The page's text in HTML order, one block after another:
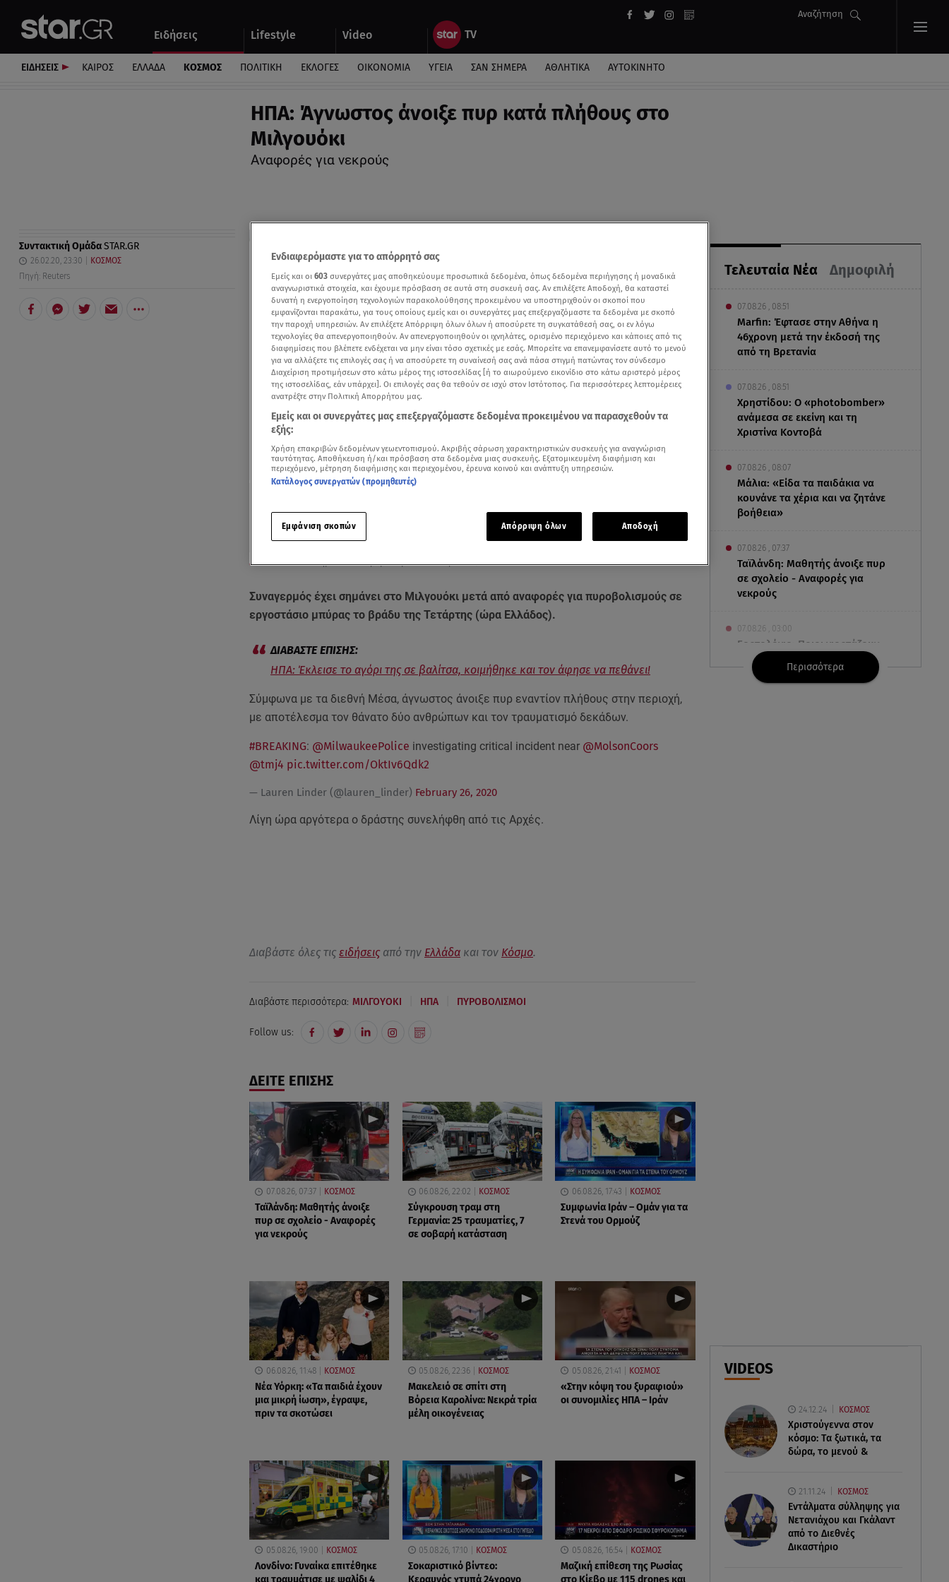
Ειδήσεις Lifestyle Video
Αναζήτηση
Αυτοκίνητο
ΕΙΔΗΣΕΙΣ ΚΑΙΡΟΣ ΕΛΛΑΔΑ ΚΟΣΜΟΣ ΠΟΛΙΤΙΚΗ ΕΚΛΟΓΕΣ ΟΙΚΟΝΟΜΙΑ ΥΓΕΙΑ ΣΑΝ ΣΗΜΕΡΑ ΑΘΛΗΤΙΚΑ ΑΥΤΟΚΙΝΗΤΟ
ΗΠΑ: Άγνωστος άνοιξε πυρ κατά πλήθους στο
Μιλγουόκι
Αναφορές για νεκρούς
Τελευταία Νέα Δημοφιλή
07.08.26 , 08:51
Marfin: Έφτασε στην Αθήνα η
46χρονη μετά την έκδοσή της
από τη Βρετανία
07.08.26 , 08:51
Χρηστίδου: Ο «photobomber»
ανάμεσα σε εκείνη και τη
Χριστίνα Κοντοβά
07.08.26 , 08:07
Μάλια: «Είδα τα παιδάκια να
κουνάνε τα χέρια και να ζητάνε
βοήθεια»
07.08.26 , 07:37
Ταϊλάνδη: Μαθητής άνοιξε πυρ
σε σχολείο - Αναφορές για
νεκρούς
07.08.26 , 03:00
Εορτολόγιο: Ποιοι γιορτάζουν
στις 7 Αυγούστου
καλώδιο στον κόσμο
06.08.26 , 21:07
Motor Oil: Δωρεά
πυροσβεστικών οχημάτων και
εξοπλισμού στον Άγιο Βασίλειο
Περισσότερα
VIDEOS
24.12.24 ΚΟΣΜΟΣ
Χριστούγεννα στον
κόσμο: Tα ξωτικά, τα
δώρα, το μενού &
21.11.24 ΚΟΣΜΟΣ
Εντάλματα σύλληψης για
Νετανιάχου και Γκάλαντ
από το Διεθνές
Δικαστήριο
Συντακτική ΟμάδαSTAR.GR
26.02.20, 23:30
ΚΟΣΜΟΣ
Πηγή: Reuters
Add star.gr on Google
Βίντεο από το σημείο των πυροβολισμών στο Μιλγουόκι / Reuters
Συναγερμός έχει σημάνει στο Μιλγουόκι μετά από αναφορές για πυροβολισμούς σε
εργοστάσιο μπύρας το βράδυ της Τετάρτης (ώρα Ελλάδος).
ΗΠΑ: Έκλεισε το αγόρι της σε βαλίτσα, κοιμήθηκε και τον άφησε να πεθάνει!
Σύμφωνα με τα διεθνή Μέσα, άγνωστος άνοιξε πυρ εναντίον πλήθους στην περιοχή,
με αποτέλεσμα τον θάνατο δύο ανθρώπων και τον τραυματισμό δεκάδων.
#BREAKING: @MilwaukeePolice investigating critical incident near @MolsonCoors
@tmj4 pic.twitter.com/OktIv6Qdk2
— Lauren Linder (@lauren_linder) February 26, 2020
Λίγη ώρα αργότερα ο δράστης συνελήφθη από τις Αρχές.
Διαβάστε όλες τις ειδήσειςαπό την Ελλάδακαι τον Κόσμο.
Διαβάστε περισσότερα: ΜΙΛΓΟΥΟΚΙ ΗΠΑ ΠΥΡΟΒΟΛΙΣΜΟΙ
Follow us:
ΔΕΙΤΕ ΕΠΙΣΗΣ
07.08.26, 07:37 ΚΟΣΜΟΣ
Ταϊλάνδη: Μαθητής άνοιξε
πυρ σε σχολείο - Αναφορές
για νεκρούς
06.08.26, 22:02 ΚΟΣΜΟΣ
Σύγκρουση τραμ στη
Γερμανία: 25 τραυματίες, 7
σε σοβαρή κατάσταση
06.08.26, 17:43 ΚΟΣΜΟΣ
Συμφωνία Ιράν – Ομάν για τα
Στενά του Ορμούζ
06.08.26, 11:48 ΚΟΣΜΟΣ
Νέα Υόρκη: «Τα παιδιά έχουν
μια μικρή ίωση», έγραψε,
πριν τα σκοτώσει
05.08.26, 22:36 ΚΟΣΜΟΣ
Μακελειό σε σπίτι στη
Βόρεια Καρολίνα: Νεκρά τρία
μέλη οικογένειας
05.08.26, 21:41 ΚΟΣΜΟΣ
«Στην κόψη του ξυραφιού»
οι συνομιλίες ΗΠΑ – Ιράν
05.08.26, 19:00 ΚΟΣΜΟΣ
Λονδίνο: Γυναίκα επιτέθηκε
και τραυμάτισε με ψαλίδι 4
05.08.26, 17:10 ΚΟΣΜΟΣ
Σοκαριστικό βίντεο:
Κεραυνός χτυπά 24χρονο
05.08.26, 16:54 ΚΟΣΜΟΣ
Μαζική επίθεση της Ρωσίας
στο Κίεβο με 115 drones και
Ενδιαφερόμαστε για το απόρρητό σας
Εμείς και οι 603 συνεργάτες μας αποθηκεύουμε προσωπικά δεδομένα, όπως δεδομένα περιήγησης ή μοναδικά
αναγνωριστικά στοιχεία, και έχουμε πρόσβαση σε αυτά στη συσκευή σας. Αν επιλέξετε Αποδοχή, θα καταστεί
δυνατή η ενεργοποίηση τεχνολογιών παρακολούθησης προκειμένου να υποστηριχθούν οι σκοποί που
εμφανίζονται παρακάτω, για τους οποίους εμείς και οι συνεργάτες μας επεξεργαζόμαστε τα δεδομένα με σκοπό
την παροχή υπηρεσιών. Αν επιλέξετε Απόρριψη όλων όλων ή αποσύρετε τη συγκατάθεσή σας, οι εν λόγω
τεχνολογίες θα απενεργοποιηθούν. Αν απενεργοποιηθούν οι ιχνηλάτες, ορισμένο περιεχόμενο και κάποιες από τις
διαφημίσεις που βλέπετε ενδέχεται να μην είναι τόσο σχετικές με εσάς. Μπορείτε να επανεμφανίσετε αυτό το μενού
για να αλλάξετε τις επιλογές σας ή να αποσύρετε τη συναίνεσή σας ανά πάσα στιγμή πατώντας τον σύνδεσμο
Διαχείριση προτιμήσεων στο κάτω μέρος της ιστοσελίδας [ή το αιωρούμενο εικονίδιο στο κάτω αριστερό μέρος
της ιστοσελίδας, εάν υπάρχει]. Οι επιλογές σας θα τεθούν σε ισχύ στον Ιστότοπος. Για περισσότερες λεπτομέρειες
ανατρέξτε στην Πολιτική Απορρήτου μας.
Εμείς και οι συνεργάτες μας επεξεργαζόμαστε δεδομένα προκειμένου να παρασχεθούν τα
εξής:
Χρήση επακριβών δεδομένων γεωεντοπισμού. Ακριβής σάρωση χαρακτηριστικών συσκευής για αναγνώριση
ταυτότητας. Αποθήκευση ή/και πρόσβαση στα δεδομένα μιας συσκευής. Εξατομικευμένη διαφήμιση και
περιεχόμενο, μέτρηση διαφήμισης και περιεχομένου, έρευνα κοινού και ανάπτυξη υπηρεσιών.
Κατάλογος συνεργατών (προμηθευτές)
Εμφάνιση σκοπών Απόρριψη όλων Αποδοχή